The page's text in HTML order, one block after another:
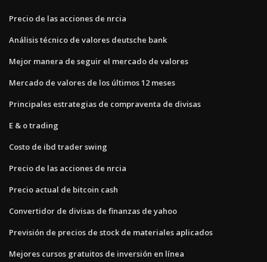
Precio de las acciones de nrcia
Análisis técnico de valores deutsche bank
Mejor manera de seguir el mercado de valores
Mercado de valores de los últimos 12 meses
Principales estrategias de compraventa de divisas
E & o trading
Costo de ibd trader swing
Precio de las acciones de nrcia
Precio actual de bitcoin cash
Convertidor de divisas de finanzas de yahoo
Previsión de precios de stock de materiales aplicados
Mejores cursos gratuitos de inversión en línea